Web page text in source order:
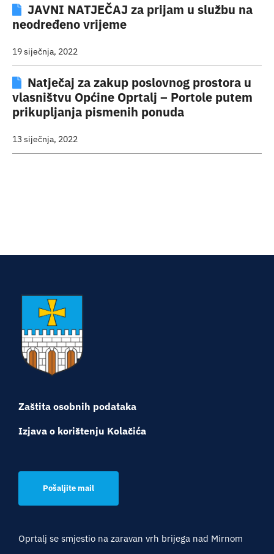
JAVNI NATJEČAJ za prijam u službu na
neodređeno vrijeme
19 siječnja, 2022
Natječaj za zakup poslovnog prostora u
vlasništvu Općine Oprtalj – Portole putem
prikupljanja pismenih ponuda
13 siječnja, 2022
Zaštita osobnih podataka
Izjava o korištenju Kolačića
Pošaljite mail
Oprtalj se smjestio na zaravan vrh brijega nad Mirnom